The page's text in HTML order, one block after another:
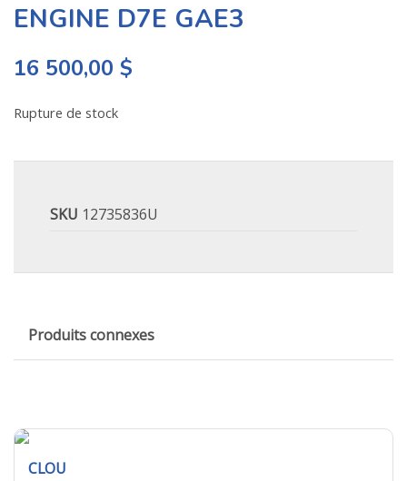
ENGINE D7E GAE3
16 500,00 $
Rupture de stock
SKU 12735836U
Produits connexes
CLOU